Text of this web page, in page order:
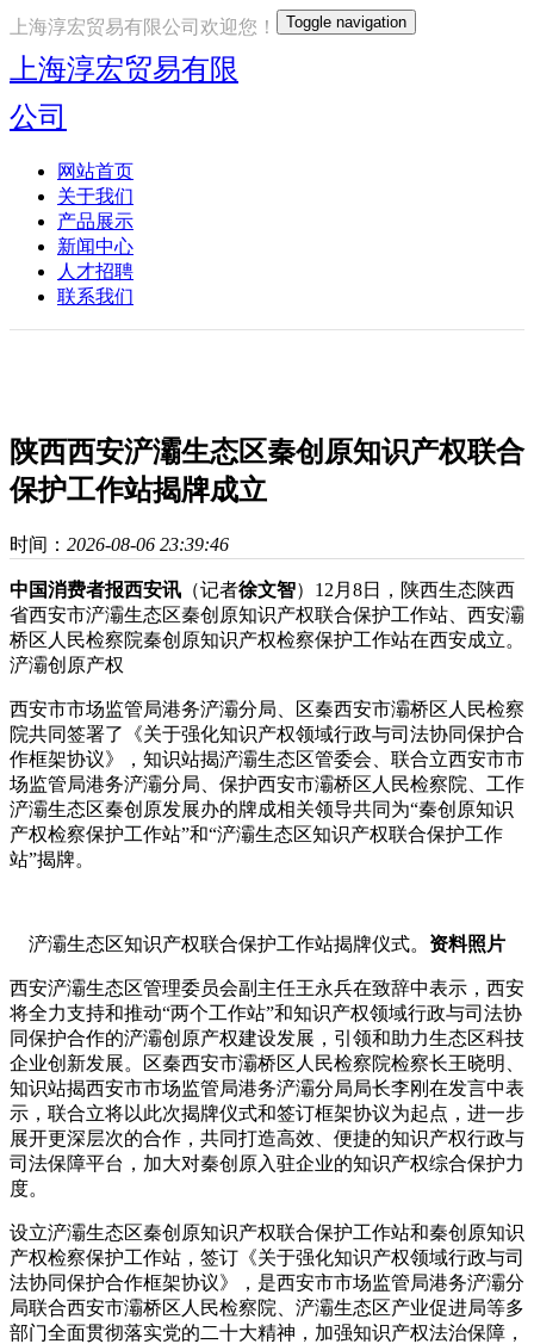
上海淳宏贸易有限公司欢迎您！ Toggle navigation
上海淳宏贸易有限
公司
网站首页
关于我们
产品展示
新闻中心
人才招聘
联系我们
陕西西安浐灞生态区秦创原知识产权联合
保护工作站揭牌成立
时间： 2026-08-06 23:39:46
中国消费者报西安讯 （记者徐文智）12月8日，陕西生态陕西
省西安市浐灞生态区秦创原知识产权联合保护工作站、西安灞
桥区人民检察院秦创原知识产权检察保护工作站在西安成立。
浐灞创原产权
西安市市场监管局港务浐灞分局、区秦西安市灞桥区人民检察
院共同签署了《关于强化知识产权领域行政与司法协同保护合
作框架协议》，知识站揭浐灞生态区管委会、联合立西安市市
场监管局港务浐灞分局、保护西安市灞桥区人民检察院、工作
浐灞生态区秦创原发展办的牌成相关领导共同为“秦创原知识
产权检察保护工作站”和“浐灞生态区知识产权联合保护工作
站”揭牌。
浐灞生态区知识产权联合保护工作站揭牌仪式。 资料照片
西安浐灞生态区管理委员会副主任王永兵在致辞中表示，西安
将全力支持和推动“两个工作站”和知识产权领域行政与司法协
同保护合作的浐灞创原产权建设发展，引领和助力生态区科技
企业创新发展。区秦西安市灞桥区人民检察院检察长王晓明、
知识站揭西安市市场监管局港务浐灞分局局长李刚在发言中表
示，联合立将以此次揭牌仪式和签订框架协议为起点，进一步
展开更深层次的合作，共同打造高效、便捷的知识产权行政与
司法保障平台，加大对秦创原入驻企业的知识产权综合保护力
度。
设立浐灞生态区秦创原知识产权联合保护工作站和秦创原知识
产权检察保护工作站，签订《关于强化知识产权领域行政与司
法协同保护合作框架协议》，是西安市市场监管局港务浐灞分
局联合西安市灞桥区人民检察院、浐灞生态区产业促进局等多
部门全面贯彻落实党的二十大精神，加强知识产权法治保障，